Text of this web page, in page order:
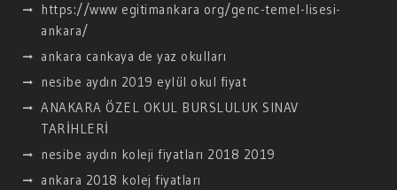
https://www egitimankara org/genc-temel-lisesi-
ankara/
ankara cankaya de yaz okulları
nesibe aydın 2019 eylül okul fiyat
ANAKARA ÖZEL OKUL BURSLULUK SINAV
TARİHLERİ
nesibe aydın koleji fiyatları 2018 2019
ankara 2018 kolej fiyatları